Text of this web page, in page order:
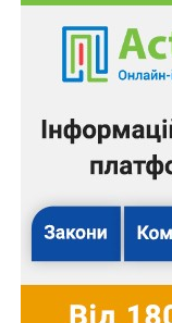
аграрного тощо,
різних галузях
слідчий,
героями стрічки
Шараповим та
не добитися, яка
І саме слідчий у
аргумент.
освіти увібрала
юристів США та
власну правову